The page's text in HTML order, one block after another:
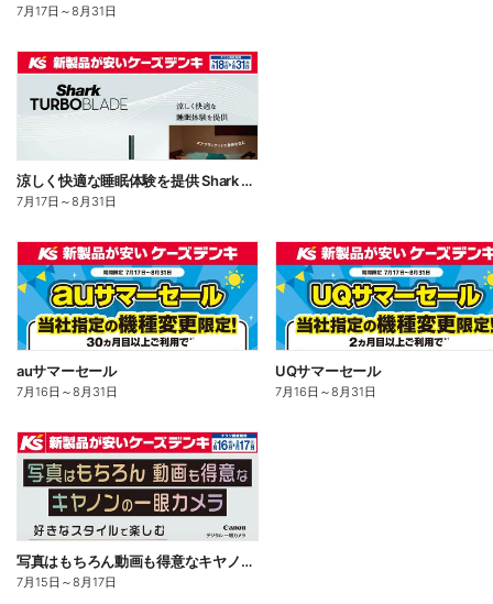
7月17日 ～8月31日
涼しく快適な睡眠体験を提供 Shark TUBOBLADE
7月17日 ～8月31日
auサマーセール
7月16日 ～8月31日
UQサマーセール
7月16日 ～8月31日
写真はもちろん動画も得意なキヤノンの一眼カメラ
7月15日 ～8月17日